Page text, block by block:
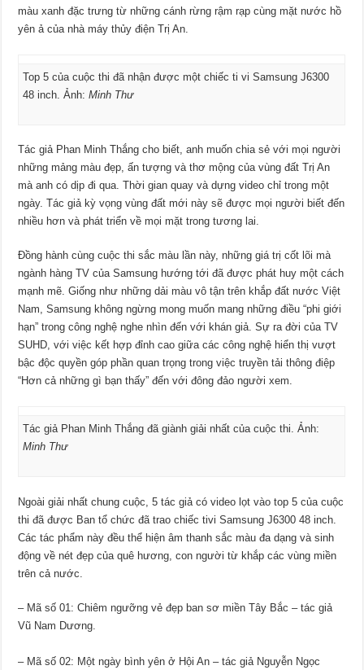
màu xanh đặc trưng từ những cánh rừng rậm rạp cùng mặt nước hồ
yên ả của nhà máy thủy điện Trị An.
Top 5 của cuộc thi đã nhận được một chiếc ti vi Samsung J6300
48 inch. Ảnh:Minh Thư
Tác giả Phan Minh Thắng cho biết, anh muốn chia sẻ với mọi người
những mảng màu đẹp, ấn tượng và thơ mộng của vùng đất Trị An
mà anh có dịp đi qua. Thời gian quay và dựng video chỉ trong một
ngày. Tác giả kỳ vọng vùng đất mới này sẽ được mọi người biết đến
nhiều hơn và phát triển về mọi mặt trong tương lai.
Đồng hành cùng cuộc thi sắc màu lần này, những giá trị cốt lõi mà
ngành hàng TV của Samsung hướng tới đã được phát huy một cách
mạnh mẽ. Giống như những dải màu vô tận trên khắp đất nước Việt
Nam, Samsung không ngừng mong muốn mang những điều “phi giới
hạn” trong công nghệ nghe nhìn đến với khán giả. Sự ra đời của TV
SUHD, với việc kết hợp đỉnh cao giữa các công nghệ hiển thị vượt
bậc độc quyền góp phần quan trọng trong việc truyền tải thông điệp
“Hơn cả những gì bạn thấy” đến với đông đảo người xem.
Tác giả Phan Minh Thắng đã giành giải nhất của cuộc thi. Ảnh:
Minh Thư
Ngoài giải nhất chung cuộc, 5 tác giả có video lọt vào top 5 của cuộc
thi đã được Ban tổ chức đã trao chiếc tivi Samsung J6300 48 inch.
Các tác phẩm này đều thể hiện âm thanh sắc màu đa dạng và sinh
động về nét đẹp của quê hương, con người từ khắp các vùng miền
trên cả nước.
– Mã số 01: Chiêm ngưỡng vẻ đẹp ban sơ miền Tây Bắc – tác giả
Vũ Nam Dương.
– Mã số 02: Một ngày bình yên ở Hội An – tác giả Nguyễn Ngọc